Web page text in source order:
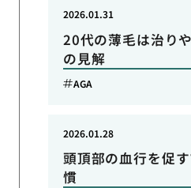
20代の薄毛は治り
の見解
2026.01.31
AGA
頭頂部の血行を促
慣
2026.01.28